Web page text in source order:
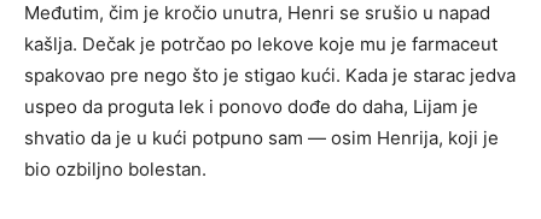
Međutim, čim je kročio unutra, Henri se srušio u napad
kašlja. Dečak je potrčao po lekove koje mu je farmaceut
spakovao pre nego što je stigao kući. Kada je starac jedva
uspeo da proguta lek i ponovo dođe do daha, Lijam je
shvatio da je u kući potpuno sam — osim Henrija, koji je
bio ozbiljno bolestan.